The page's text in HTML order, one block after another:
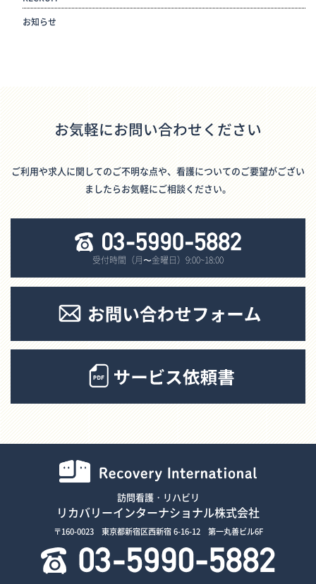
お知らせ
お気軽にお問い合わせください
ご利用や求人に関してのご不明な点や、看護についてのご要望がござい
ましたらお気軽にご相談ください。
受付時間（月〜金曜日）9:00~18:00
訪問看護・リハビリ
リカバリーインターナショナル株式会社
〒160-0023 東京都新宿区西新宿 6-16-12 第一丸善ビル6F